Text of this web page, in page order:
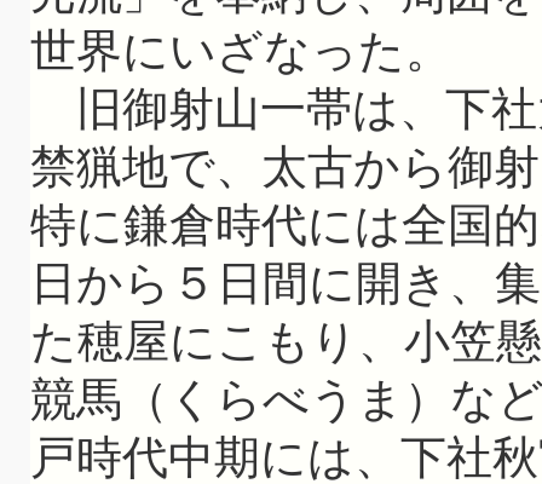
世界にいざなった。
旧御射山一帯は、下
禁猟地で、太古から御
特に鎌倉時代には全国
日から５日間に開き、
た穂屋にこもり、小笠
競馬（くらべうま）な
戸時代中期には、下社